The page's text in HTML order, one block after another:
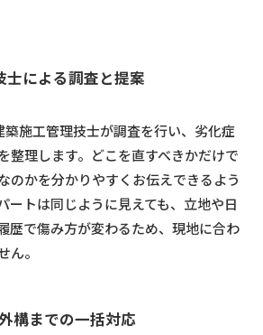
士による調査と提案
施工管理技士が調査を行い、劣化症
整理します。どこを直すべきかだけで
のかを分かりやすくお伝えできるよう
ートは同じように見えても、立地や日
歴で傷み方が変わるため、現地に合わ
ん。
構までの一括対応